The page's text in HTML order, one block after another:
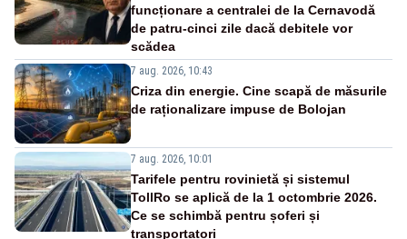
funcționare a centralei de la Cernavodă
de patru-cinci zile dacă debitele vor
scădea
7 aug. 2026, 10:43
Criza din energie. Cine scapă de măsurile
de raționalizare impuse de Bolojan
7 aug. 2026, 10:01
Tarifele pentru rovinietă și sistemul
TollRo se aplică de la 1 octombrie 2026.
Ce se schimbă pentru șoferi și
transportatori